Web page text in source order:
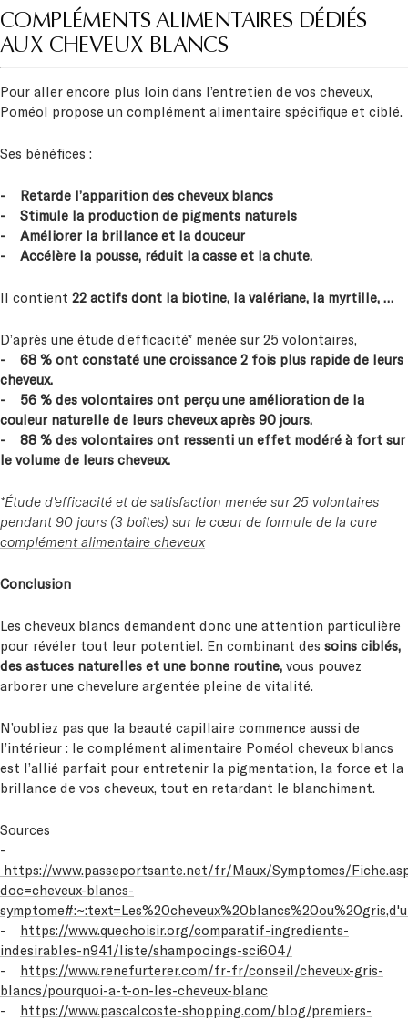
COMPLÉMENTS ALIMENTAIRES DÉDIÉS
AUX CHEVEUX BLANCS
Pour aller encore plus loin dans l’entretien de vos cheveux,
Poméol propose un complément alimentaire spécifique et ciblé.
Ses bénéfices :
- Retarde l’apparition des cheveux blancs
- Stimule la production de pigments naturels
- Améliorer la brillance et la douceur
- Accélère la pousse, réduit la casse et la chute.
Il contient 22 actifs dont la biotine, la valériane, la myrtille, …
D’après une étude d’efficacité* menée sur 25 volontaires,
- 68 % ont constaté une croissance 2 fois plus rapide de leurs
cheveux.
- 56 % des volontaires ont perçu une amélioration de la
couleur naturelle de leurs cheveux après 90 jours.
- 88 % des volontaires ont ressenti un effet modéré à fort sur
le volume de leurs cheveux.
*Étude d'efficacité et de satisfaction menée sur 25 volontaires
pendant 90 jours (3 boîtes) sur le cœur de formule de la cure
complément alimentaire cheveux
Conclusion
Les cheveux blancs demandent donc une attention particulière
pour révéler tout leur potentiel. En combinant des soins ciblés,
des astuces naturelles et une bonne routine, vous pouvez
arborer une chevelure argentée pleine de vitalité.
N’oubliez pas que la beauté capillaire commence aussi de
l’intérieur : le complément alimentaire Poméol cheveux blancs
est l’allié parfait pour entretenir la pigmentation, la force et la
brillance de vos cheveux, tout en retardant le blanchiment.
Sources
-
https://www.passeportsante.net/fr/Maux/Symptomes/
doc=cheveux-blancs-
- https://www.quechoisir.org/comparatif-ingredients-
indesirables-n941/liste/shampooings-sci604/
- https://www.renefurterer.com/fr-fr/conseil/cheveux-gris-
blancs/pourquoi-a-t-on-les-cheveux-blanc
- https://www.pascalcoste-shopping.com/blog/premiers-